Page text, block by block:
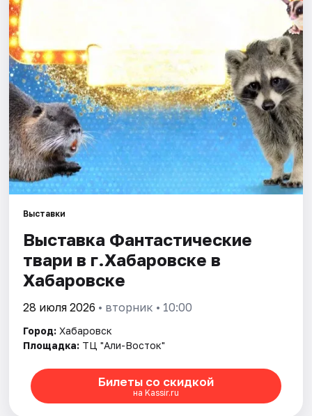
Артисты
Рейтинги
Выставки
Выставка Фантастические
твари в г.Хабаровске в
Хабаровске
28 июля 2026 • вторник • 10:00
Город: Хабаровск
Площадка: ТЦ "Али-Восток"
Билеты со скидкой
на Kassir.ru